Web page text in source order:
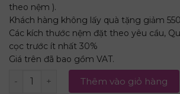
theo nệm ).
Khách hàng không lấy quà tặng giảm
Các kích thước nệm đặt theo yêu cầu,
cọc trước ít nhất 30%
Giá trên đã bao gồm VAT.
Nệm Cao Su Memory Foam Gấp 3
Thêm vào giỏ hàng